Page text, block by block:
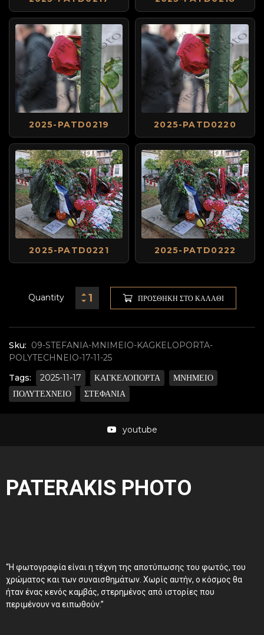
Sku: 09-STEFANIA-MNIMEIO-KAGKELOPORTA-
POLYTECHNEIO-17-11-25
Tags:
2025-11-17 ΚΑΓΚΕΛΟΠΟΡΤΑ
ΜΝΗΜΕΙΟ
ΠΟΛΥΤΕΧΝΕΙΟ
ΣΤΕΦΑΝΙΑ
Quantity ΠΡΟΣΘΉΚΗ ΣΤΟ ΚΑΛΆΘΙ
2025-PATD0219 2025-PATD0220
2025-PATD0221 2025-PATD0222
youtube
PATERAKIS PHOTO
“Η φωτογραφία είναι η τέχνη της αποτύπωσης του φωτός, του
χρώματος και των συναισθημάτων. Χωρίς αυτήν, ο κόσμος θα
ήταν ένας κενός καμβάς, στερημένος από ιστορίες που
περιμένουν να ειπωθούν.”